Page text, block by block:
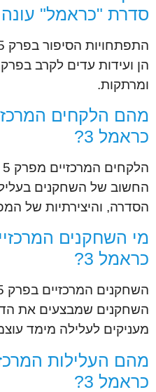
סדרת "כראמל" עונה 3?
הן ועידות עדים לקרב
ומרתקות.
כראמל 3?
החשוב של השחקנים
הסדרה, והיצירתיות של
כראמל 3?
השחקנים שמבצעים את
מעניקים לעלילה מימד
כראמל 3?